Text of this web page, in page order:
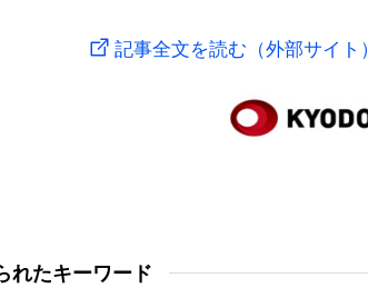
記事全文を読む（外部サイト）
れたキーワード